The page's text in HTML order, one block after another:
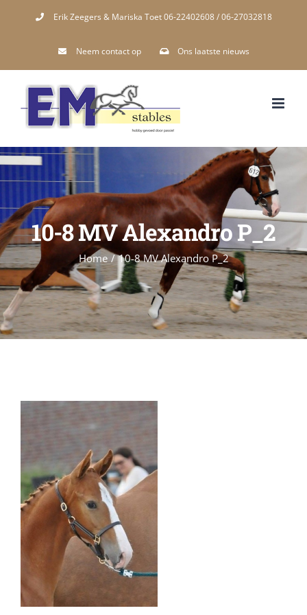
Erik Zeegers & Mariska Toet 06-22402608 / 06-27032818
Neem contact op Ons laatste nieuws
10-8 MV Alexandro P_2
Home / 10-8 MV Alexandro P_2